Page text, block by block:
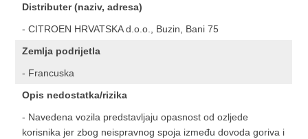
Distributer (naziv, adresa)
- CITROEN HRVATSKA d.o.o., Buzin, Bani 75
Zemlja podrijetla
- Francuska
Opis nedostatka/rizika
- Navedena vozila predstavljaju opasnost od ozljede
korisnika jer zbog neispravnog spoja između dovoda goriva i